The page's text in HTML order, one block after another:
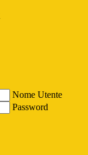
Nome Utente
Password